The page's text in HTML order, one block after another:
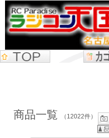
商品一覧 （12022件）